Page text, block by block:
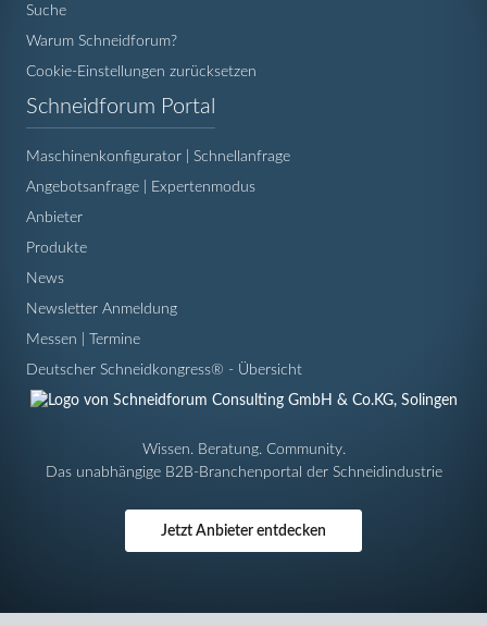
Suche
Warum Schneidforum?
Cookie-Einstellungen zurücksetzen
Schneidforum Portal
Maschinenkonfigurator | Schnellanfrage
Angebotsanfrage | Expertenmodus
Anbieter
Produkte
News
Newsletter Anmeldung
Messen | Termine
Deutscher Schneidkongress® - Übersicht
Wissen. Beratung. Community.
Das unabhängige B2B-Branchenportal der Schneidindustrie
Jetzt Anbieter entdecken